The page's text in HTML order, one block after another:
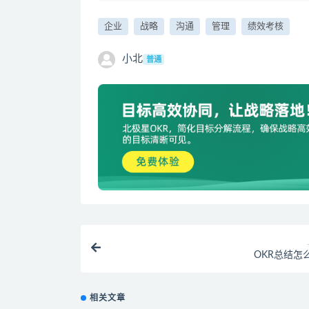
企业 战略 沟通 管理 绩效考核
小北 普通
OKR总结怎
相关文章